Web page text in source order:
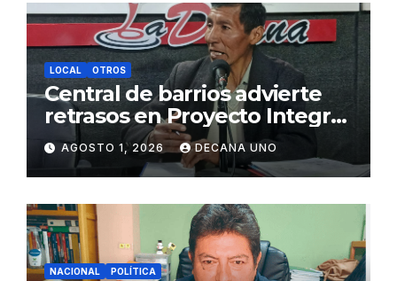
LOCAL OTROS
Central de barrios advierte
retrasos en Proyecto Integral
de Agua y Alcantarillado para
Juliaca
AGOSTO 1, 2026 DECANA UNO
NACIONAL POLÍTICA